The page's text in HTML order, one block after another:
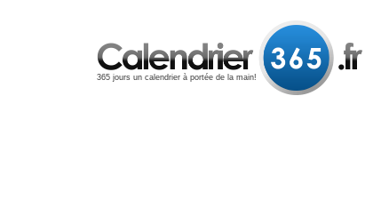
365 jours un calendrier à portée de la main!